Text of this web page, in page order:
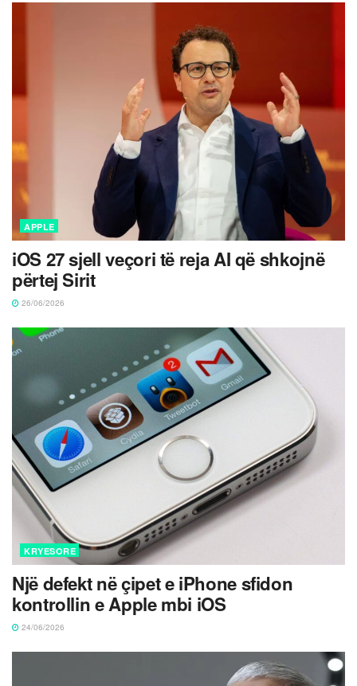
APPLE
iOS 27 sjell veçori të reja AI që shkojnë
përtej Sirit
26/06/2026
KRYESORE
Një defekt në çipet e iPhone sfidon
kontrollin e Apple mbi iOS
24/06/2026